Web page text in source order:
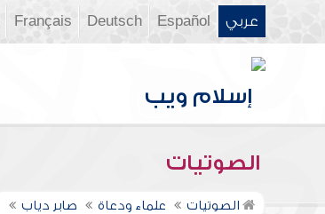
عربي Español
Deutsch
Français
الصوتيات
الصوتيات علماء ودعاة صابر دياب